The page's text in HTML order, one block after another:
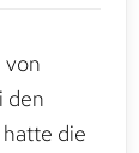
von
den
die